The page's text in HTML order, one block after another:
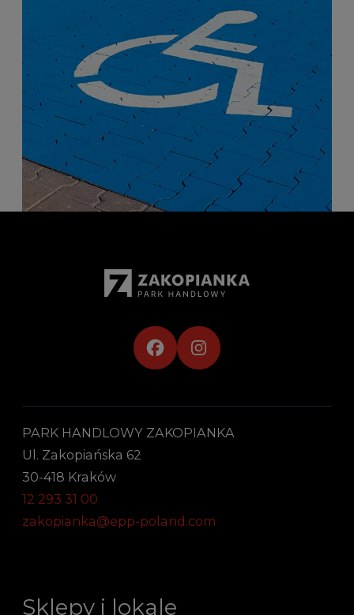
PARK HANDLOWY ZAKOPIANKA
Ul. Zakopiańska 62
30-418 Kraków
12 293 31 00
zakopianka@epp-poland.com
Sklepy i lokale